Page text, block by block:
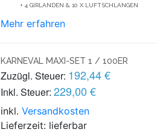
+ 4 GIRLANDEN & 10 X LUFTSCHLANGEN
Mehr erfahren
KARNEVAL MAXI-SET 1 / 100ER
Zuzügl. Steuer: 192,44 €
Inkl. Steuer: 229,00 €
inkl.Versandkosten
Lieferzeit: lieferbar